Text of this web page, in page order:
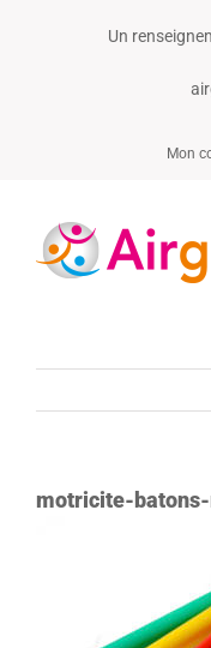
Un
Mon
motricite-